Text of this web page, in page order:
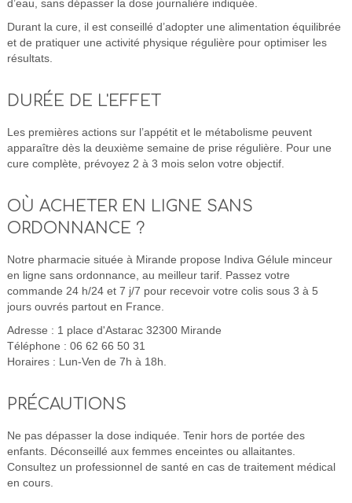
d’eau, sans dépasser la dose journalière indiquée.
Durant la cure, il est conseillé d’adopter une alimentation équilibrée
et de pratiquer une activité physique régulière pour optimiser les
résultats.
DURÉE DE L'EFFET
Les premières actions sur l’appétit et le métabolisme peuvent
apparaître dès la deuxième semaine de prise régulière. Pour une
cure complète, prévoyez 2 à 3 mois selon votre objectif.
OÙ ACHETER EN LIGNE SANS
ORDONNANCE ?
Notre pharmacie située à Mirande propose Indiva Gélule minceur
en ligne sans ordonnance, au meilleur tarif. Passez votre
commande 24 h/24 et 7 j/7 pour recevoir votre colis sous 3 à 5
jours ouvrés partout en France.
Adresse : 1 place d'Astarac 32300 Mirande
Téléphone : 06 62 66 50 31
Horaires : Lun-Ven de 7h à 18h.
PRÉCAUTIONS
Ne pas dépasser la dose indiquée. Tenir hors de portée des
enfants. Déconseillé aux femmes enceintes ou allaitantes.
Consultez un professionnel de santé en cas de traitement médical
en cours.